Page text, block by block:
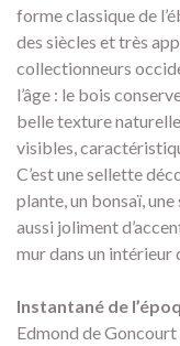
forme classique de
des siècles et très
collectionneurs
l’âge : le bois
belle texture
visibles,
C’est une sellette
plante, un bonsaï,
aussi joliment
mur dans un intérieur
Instantané de
Edmond de Goncourt